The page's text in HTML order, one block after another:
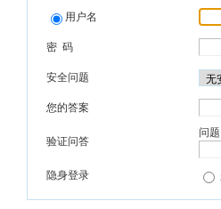
用户名
密 码
安全问题
您的答案
验证问答
问
隐身登录